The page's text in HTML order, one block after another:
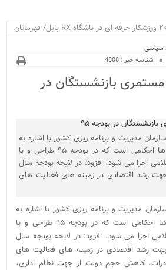
رقابت نفسگیر ۲۰ ورزشکار حرفه ای در باشگاه RX بابل/ قهرمانان
سیاسی
شناسه خبر : 4808
بازنشستگان در
مدیریت و برنامه ریزی کشور با اشاره به
اینکه این افزایش حقوق ها احکامی است که در بودجه ۹۵ طراحی و با
اجرا می شود، افزود:‌ در لایحه بودجه سال
جهت رشد اقتصادی در زمینه های فعالیت های
مدیریت و برنامه ریزی کشور با اشاره به
اینکه این افزایش حقوق ها احکامی است که در بودجه ۹۵ طراحی و با
اجرا می شود، افزود:‌ در لایحه بودجه سال
جهت رشد اقتصادی در زمینه های فعالیت های
کاهش حجم دولت از جهت نظام اداری،‌